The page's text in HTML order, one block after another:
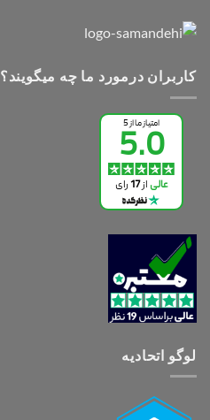
کاربران درمورد ما چه میگویند؟
لوگو اتحادیه